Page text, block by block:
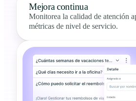
Mejora continua
Monitorea la calidad de atención
métricas de nivel de servicio.